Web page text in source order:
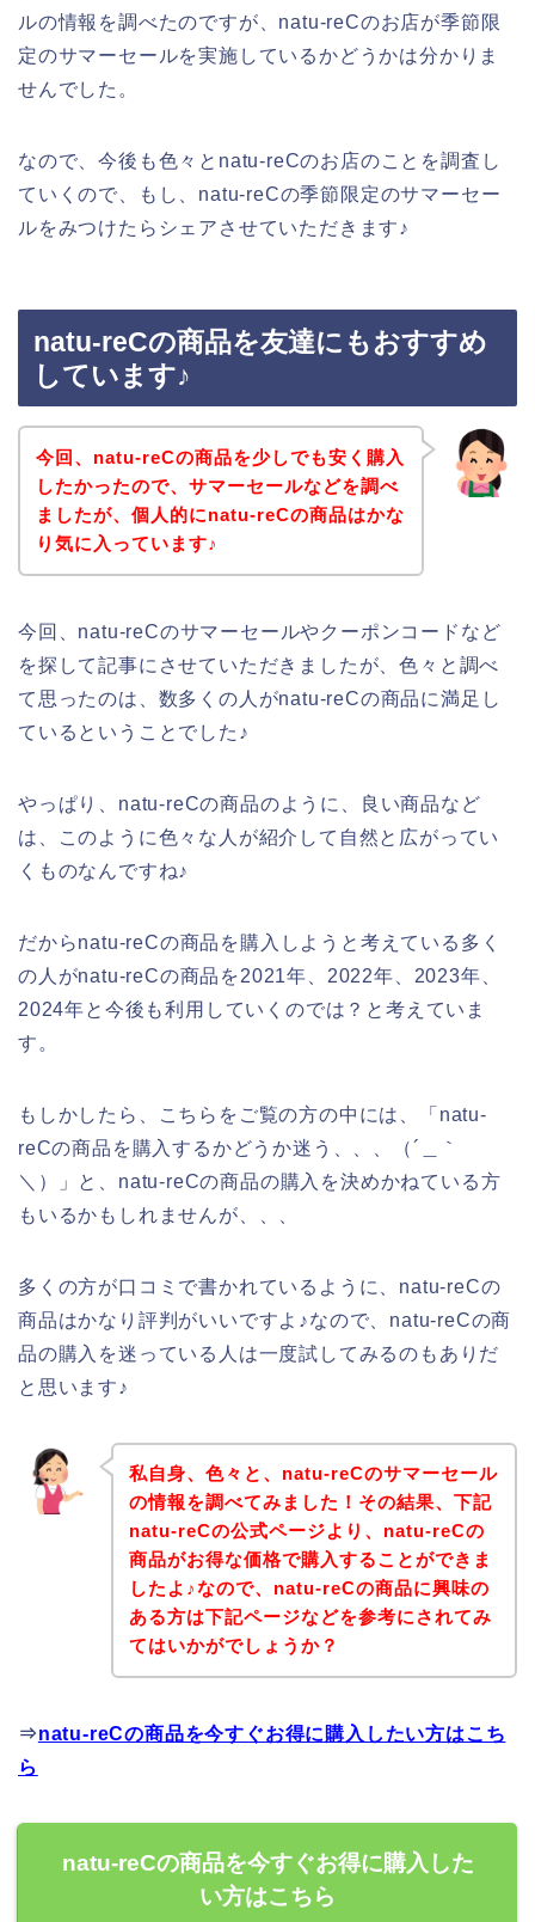
ルの情報を調べたのですが、natu-reCのお店が季節限
定のサマーセールを実施しているかどうかは分かりま
せんでした。
なので、今後も色々とnatu-reCのお店のことを調査し
ていくので、もし、natu-reCの季節限定のサマーセー
ルをみつけたらシェアさせていただきます♪
natu-reCの商品を友達にもおすすめ
しています♪
今回、natu-reCの商品を少しでも安く購入
したかったので、サマーセールなどを調べ
ましたが、個人的にnatu-reCの商品はかな
り気に入っています♪
今回、natu-reCのサマーセールやクーポンコードなど
を探して記事にさせていただきましたが、色々と調べ
て思ったのは、数多くの人がnatu-reCの商品に満足し
ているということでした♪
やっぱり、natu-reCの商品のように、良い商品など
は、このように色々な人が紹介して自然と広がってい
くものなんですね♪
だからnatu-reCの商品を購入しようと考えている多く
の人がnatu-reCの商品を2021年、2022年、2023年、
2024年と今後も利用していくのでは？と考えていま
す。
もしかしたら、こちらをご覧の方の中には、「natu-
reCの商品を購入するかどうか迷う、、、（´＿｀
＼）」と、natu-reCの商品の購入を決めかねている方
もいるかもしれませんが、、、
多くの方が口コミで書かれているように、natu-reCの
商品はかなり評判がいいですよ♪なので、natu-reCの商
品の購入を迷っている人は一度試してみるのもありだ
と思います♪
私自身、色々と、natu-reCのサマーセール
の情報を調べてみました！その結果、下記
natu-reCの公式ページより、natu-reCの
商品がお得な価格で購入することができま
したよ♪なので、natu-reCの商品に興味の
ある方は下記ページなどを参考にされてみ
てはいかがでしょうか？
⇒natu-reCの商品を今すぐお得に購入したい方はこち
ら
natu-reCの商品を今すぐお得に購入した
い方はこちら